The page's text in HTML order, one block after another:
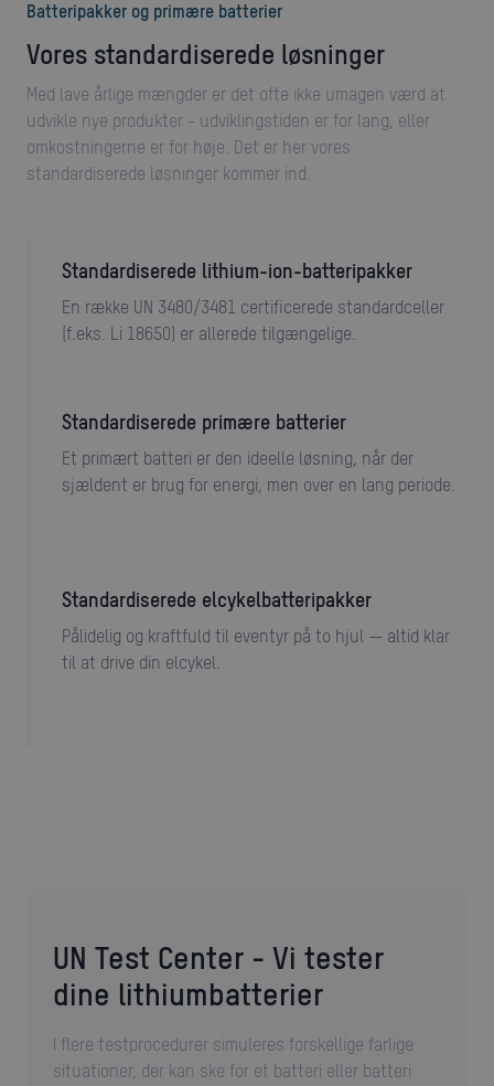
Batteripakker og primære batterier
Vores standardiserede løsninger
Med lave årlige mængder er det ofte ikke umagen værd at
udvikle nye produkter - udviklingstiden er for lang, eller
omkostningerne er for høje. Det er her vores
standardiserede løsninger kommer ind.
Standardiserede lithium-ion-batteripakker
En række UN 3480/3481 certificerede standardceller
(f.eks. Li 18650) er allerede tilgængelige.
Standardiserede primære batterier
Et primært batteri er den ideelle løsning, når der
sjældent er brug for energi, men over en lang periode.
Standardiserede elcykelbatteripakker
Pålidelig og kraftfuld til eventyr på to hjul — altid klar
til at drive din elcykel.
UN Test Center - Vi tester
dine lithiumbatterier
situationer, der kan ske for et batteri eller batteri